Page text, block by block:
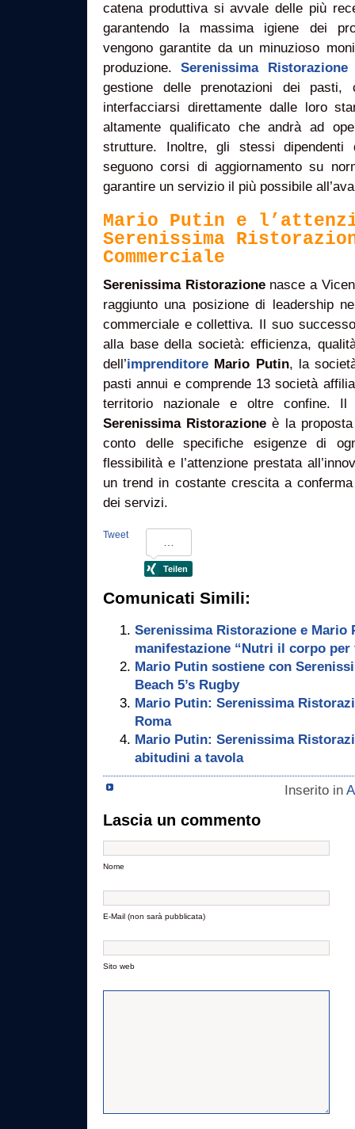
catena produttiva si avvale delle più
garantendo la massima igiene dei
vengono garantite da un minuzioso
produzione.Serenissima Ristorazione
gestione delle prenotazioni dei
interfacciarsi direttamente dalle loro
altamente qualificato che andrà ad
strutture. Inoltre, gli stessi
seguono corsi di aggiornamento su
garantire un servizio il più possibile
Mario Putin e
Serenissima
Commerciale
Serenissima Ristorazionenasce a
raggiunto una posizione di leadership
commerciale e collettiva. Il suo
alla base della società: efficienza,
dell’imprenditore Mario Putin, la
pasti annui e comprende 13 società
territorio nazionale e oltre confine.
Serenissima Ristorazione è la
conto delle specifiche esigenze di
flessibilità e l’attenzione prestata
un trend in costante crescita a
dei servizi.
Tweet
Comunicati Simili:
Serenissima Ristorazione e Mario
manifestazione “Nutri il corpo per
Mario Putin sostiene con
Beach 5’s Rugby
Mario Putin: Serenissima
Roma
Mario Putin: Serenissima
abitudini a tavola
Inserito in
Lascia un commento
Nome
E-Mail (non sarà pubblicata)
Sito web